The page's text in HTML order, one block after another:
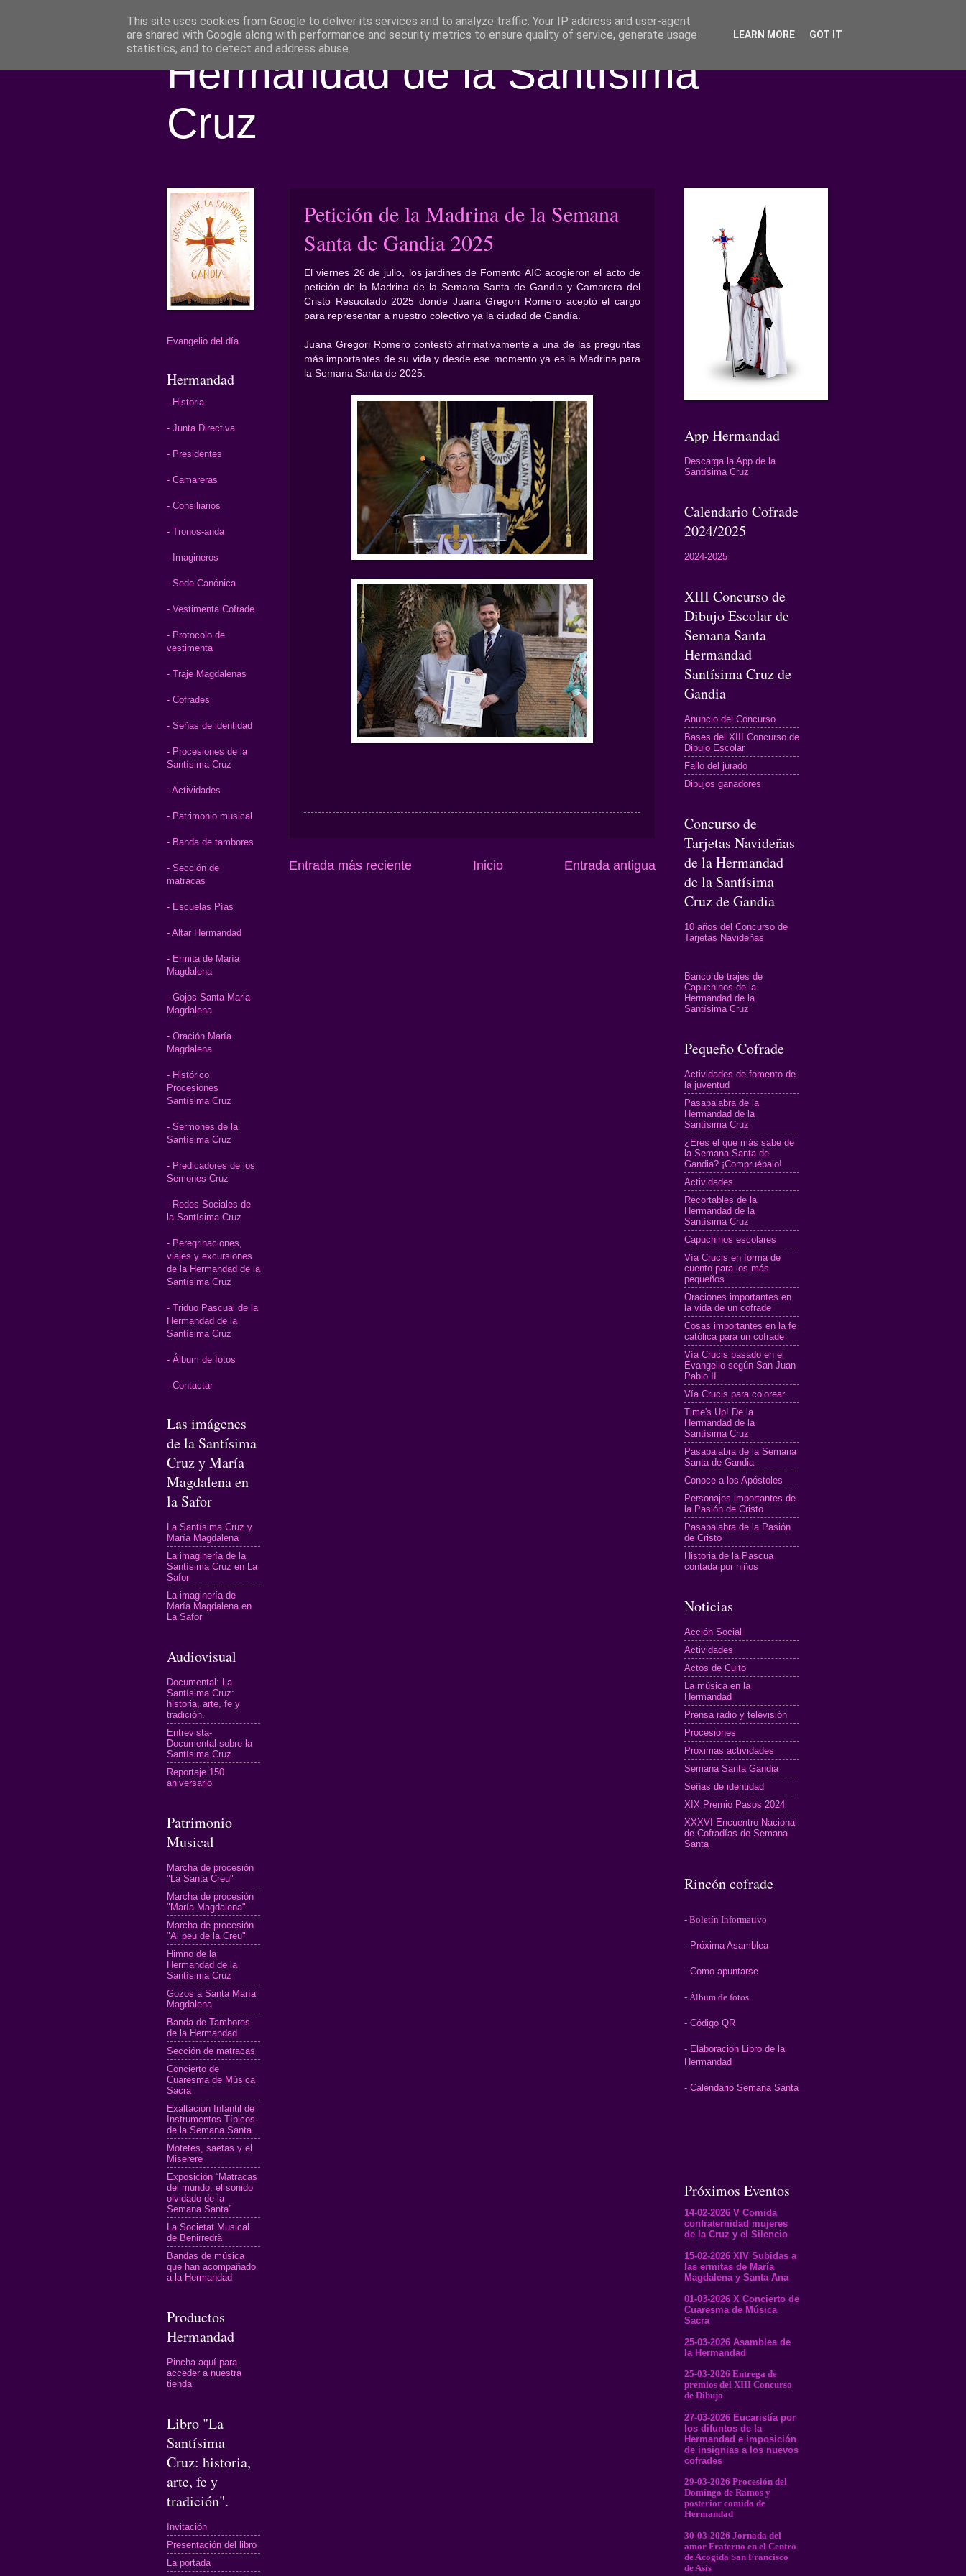
Hermandad de la Santísima
Cruz
Petición de la Madrina de la Semana
Santa de Gandia 2025
El viernes 26 de julio, los jardines de Fomento AIC acogieron el acto de
petición de la Madrina de la Semana Santa de Gandia y Camarera del
Cristo Resucitado 2025 donde Juana Gregori Romero aceptó el cargo
para representar a nuestro colectivo ya la ciudad de Gandía.
Juana Gregori Romero contestó afirmativamente a una de las preguntas
más importantes de su vida y desde ese momento ya es la Madrina para
la Semana Santa de 2025.
Entrada más reciente Entrada antigua
Inicio
Evangelio del día
Hermandad
- Historia
- Junta Directiva
- Presidentes
- Camareras
- Consiliarios
- Tronos-anda
- Imagineros
- Sede Canónica
- Vestimenta Cofrade
- Protocolo de
vestimenta
- Traje Magdalenas
- Cofrades
- Señas de identidad
- Procesiones de la
Santísima Cruz
- Actividades
- Patrimonio musical
- Banda de tambores
- Sección de
matracas
- Escuelas Pías
- Altar Hermandad
- Ermita de María
Magdalena
- Gojos Santa Maria
Magdalena
- Oración María
Magdalena
- Histórico
Procesiones
Santísima Cruz
- Sermones de la
Santísima Cruz
- Predicadores de los
Semones Cruz
- Redes Sociales de
la Santísima Cruz
- Peregrinaciones,
viajes y excursiones
de la Hermandad de la
Santísima Cruz
- Triduo Pascual de la
Hermandad de la
Santísima Cruz
- Álbum de fotos
- Contactar
Las imágenes
de la Santísima
Cruz y María
Magdalena en
la Safor
La Santísima Cruz y
María Magdalena
La imaginería de la
Santísima Cruz en La
Safor
La imaginería de
María Magdalena en
La Safor
Audiovisual
Documental: La
Santísima Cruz:
historia, arte, fe y
tradición.
Entrevista-
Documental sobre la
Santísima Cruz
Reportaje 150
aniversario
Patrimonio
Musical
Marcha de procesión
"La Santa Creu"
Marcha de procesión
"María Magdalena"
Marcha de procesión
"Al peu de la Creu"
Himno de la
Hermandad de la
Santísima Cruz
Gozos a Santa María
Magdalena
Banda de Tambores
de la Hermandad
Sección de matracas
Concierto de
Cuaresma de Música
Sacra
Exaltación Infantil de
Instrumentos Típicos
de la Semana Santa
Motetes, saetas y el
Miserere
Exposición “Matracas
del mundo: el sonido
olvidado de la
Semana Santa”
La Societat Musical
de Benirredrà
Bandas de música
que han acompañado
a la Hermandad
Productos
Hermandad
Pincha aquí para
acceder a nuestra
tienda
Libro "La
Santísima
Cruz: historia,
arte, fe y
tradición".
Invitación
Presentación del libro
La portada
App Hermandad
Descarga la App de la
Santísima Cruz
Calendario Cofrade
2024/2025
2024-2025
XIII Concurso de
Dibujo Escolar de
Semana Santa
Hermandad
Santísima Cruz de
Gandia
Anuncio del Concurso
Bases del XIII Concurso de
Dibujo Escolar
Fallo del jurado
Dibujos ganadores
Concurso de
Tarjetas Navideñas
de la Hermandad
de la Santísima
Cruz de Gandia
10 años del Concurso de
Tarjetas Navideñas
Banco de trajes de
Capuchinos de la
Hermandad de la
Santísima Cruz
Pequeño Cofrade
Actividades de fomento de
la juventud
Pasapalabra de la
Hermandad de la
Santísima Cruz
¿Eres el que más sabe de
la Semana Santa de
Gandia? ¡Compruébalo!
Actividades
Recortables de la
Hermandad de la
Santísima Cruz
Capuchinos escolares
Vía Crucis en forma de
cuento para los más
pequeños
Oraciones importantes en
la vida de un cofrade
Cosas importantes en la fe
católica para un cofrade
Vía Crucis basado en el
Evangelio según San Juan
Pablo II
Vía Crucis para colorear
Time's Up! De la
Hermandad de la
Santísima Cruz
Pasapalabra de la Semana
Santa de Gandia
Conoce a los Apóstoles
Personajes importantes de
la Pasión de Cristo
Pasapalabra de la Pasión
de Cristo
Historia de la Pascua
contada por niños
Noticias
Acción Social
Actividades
Actos de Culto
La música en la
Hermandad
Prensa radio y televisión
Procesiones
Próximas actividades
Semana Santa Gandia
Señas de identidad
XIX Premio Pasos 2024
XXXVI Encuentro Nacional
de Cofradías de Semana
Santa
Rincón cofrade
- Boletín Informativo
- Próxima Asamblea
- Como apuntarse
- Álbum de fotos
- Código QR
- Elaboración Libro de la
Hermandad
- Calendario Semana Santa
Próximos Eventos
14-02-2026 V Comida
confraternidad mujeres
de la Cruz y el Silencio
15-02-2026 XIV Subidas a
las ermitas de María
Magdalena y Santa Ana
01-03-2026 X Concierto de
Cuaresma de Música
Sacra
25-03-2026 Asamblea de
la Hermandad
25-03-2026 Entrega de
premios del XIII Concurso
de Dibujo
27-03-2026 Eucaristía por
los difuntos de la
Hermandad e imposición
de insignias a los nuevos
cofrades
29-03-2026 Procesión del
Domingo de Ramos y
posterior comida de
Hermandad
30-03-2026 Jornada del
amor Fraterno en el Centro
de Acogida San Francisco
de Asís
This site uses cookies from Google to deliver its services and to analyze traffic. Your IP address and user-agent
are shared with Google along with performance and security metrics to ensure quality of service, generate usage
statistics, and to detect and address abuse.
LEARN MORE GOT IT